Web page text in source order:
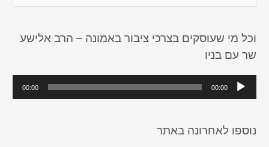
r
c
h
וכל מי שעוסקים בצרכי ציבור באמונה – הרב אלישע
שר עם בניו
ג
א
00:00
00:00
נוספו לאחרונה באתר